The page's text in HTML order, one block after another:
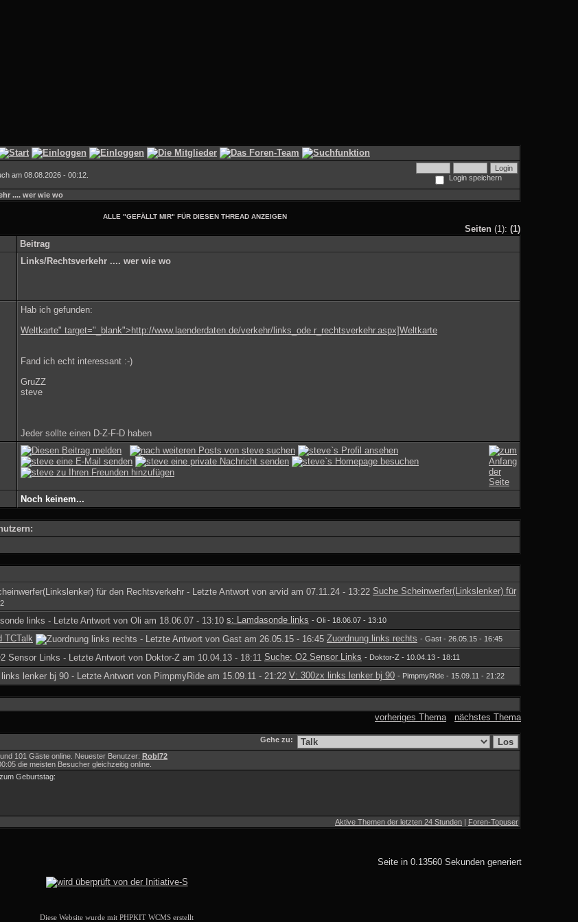
am 08.08.2026 - 00:12.
Login speichern
.... wer wie wo
ALLE "GEFÄLLT MIR" FÜR DIESEN THREAD ANZEIGEN
Seiten (1): (1)
Beitrag
Links/Rechtsverkehr .... wer wie wo
Hab ich gefunden:
Weltkarte" target="_blank">http://www.laenderdaten.de/verkehr/links_ode r_rechtsverkehr.aspx]Weltkarte
Fand ich echt interessant :-)
GruZZ
steve
Jeder sollte einen D-Z-F-D haben
Noch keinem...
Suche Scheinwerfer(Linkslenker) für
s: Lamdasonde links - Oli - 18.06.07 - 13:10
TCTalk Zuordnung links rechts - Gast - 26.05.15 - 16:45
Suche: O2 Sensor Links - Doktor-Z - 10.04.13 - 18:11
V: 300zx links lenker bj 90 - PimpmyRide - 15.09.11 - 21:22
vorheriges Thema nächstes Thema
Gehe zu:
101 Gäste online. Neuester Benutzer: Robl72
die meisten Besucher gleichzeitig online.
Geburtstag:
Aktive Themen der letzten 24 Stunden | Foren-Topuser
Seite in 0.13560 Sekunden generiert
Diese Website wurde mit PHPKIT WCMS erstellt